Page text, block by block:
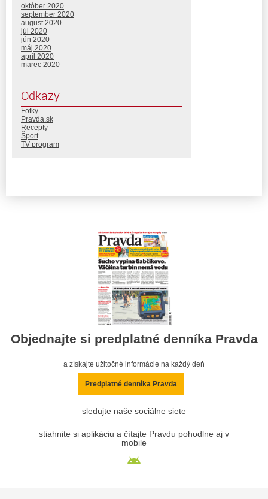
október 2020
september 2020
august 2020
júl 2020
jún 2020
máj 2020
apríl 2020
marec 2020
Odkazy
Fotky
Pravda.sk
Recepty
Šport
TV program
Objednajte si predplatné denníka Pravda
a získajte užitočné informácie na každý deň
Predplatné denníka Pravda
sledujte naše sociálne siete
stiahnite si aplikáciu a čítajte Pravdu pohodlne aj v
mobile